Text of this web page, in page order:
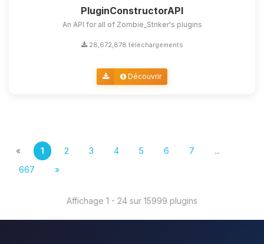
PluginConstructorAPI
An API for all of Zombie_Striker's plugins
28,672,878 téléchargements
Découvrir
« 1 2 3 4 5 6 7
...
667
»
Affichage 1 - 24 sur 15999 plugins